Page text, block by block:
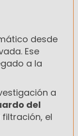
desde
Ese
a la
a
del
el